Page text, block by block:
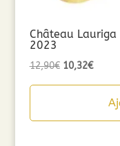
Château Lauriga
2023
12,90€ Le
10,32€Le
actuel